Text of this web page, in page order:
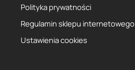
Polityka prywatności
Regulamin sklepu internetowego
Ustawienia cookies